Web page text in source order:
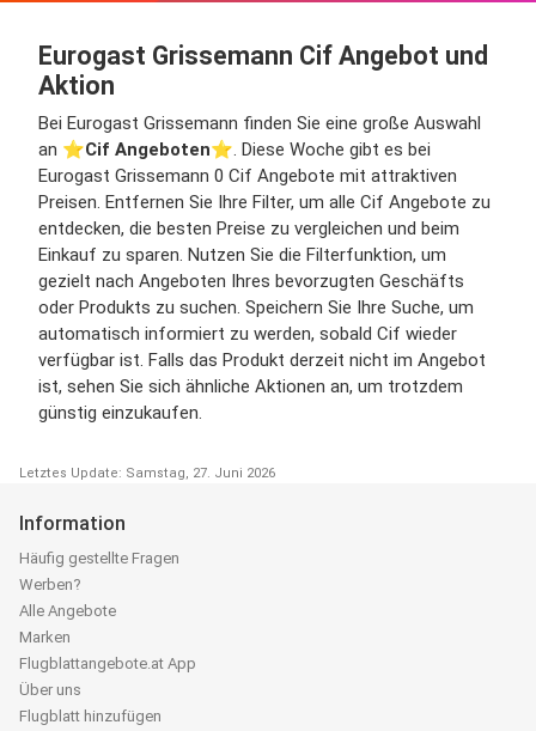
Eurogast Grissemann Cif Angebot und
Aktion
Bei Eurogast Grissemann finden Sie eine große Auswahl
an ⭐️Cif Angeboten⭐️. Diese Woche gibt es bei
Eurogast Grissemann 0 Cif Angebote mit attraktiven
Preisen. Entfernen Sie Ihre Filter, um alle Cif Angebote zu
entdecken, die besten Preise zu vergleichen und beim
Einkauf zu sparen. Nutzen Sie die Filterfunktion, um
gezielt nach Angeboten Ihres bevorzugten Geschäfts
oder Produkts zu suchen. Speichern Sie Ihre Suche, um
automatisch informiert zu werden, sobald Cif wieder
verfügbar ist. Falls das Produkt derzeit nicht im Angebot
ist, sehen Sie sich ähnliche Aktionen an, um trotzdem
günstig einzukaufen.
Letztes Update: Samstag, 27. Juni 2026
Information
Häufig gestellte Fragen
Werben?
Alle Angebote
Marken
Flugblattangebote.at App
Über uns
Flugblatt hinzufügen